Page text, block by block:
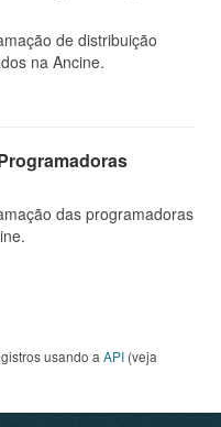
de distribuição
na Ancine.
das programadoras
usando a API (veja